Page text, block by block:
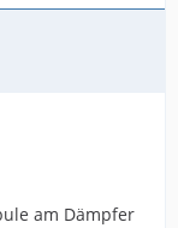
am Dämpfer